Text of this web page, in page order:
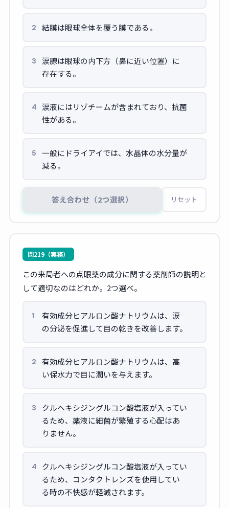
2 結膜は眼球全体を覆う膜である。
3
涙腺は眼球の内下方（鼻に近い位置）に
存在する。
4
涙液にはリゾチームが含まれており、抗菌
性がある。
5
一般にドライアイでは、水晶体の水分量が
減る。
答え合わせ（2つ選択） リセット
問219（実務）
この来局者への点眼薬の成分に関する薬剤師の説明と
して適切なのはどれか。2つ選べ。
1
有効成分ヒアルロン酸ナトリウムは、涙
の分泌を促進して目の乾きを改善します。
2
有効成分ヒアルロン酸ナトリウムは、高
い保水力で目に潤いを与えます。
3
クルヘキシジングルコン酸塩液が入ってい
るため、薬液に細菌が繁殖する心配はあ
りません。
4
クルヘキシジングルコン酸塩液が入ってい
るため、コンタクトレンズを使用してい
る時の不快感が軽減されます。